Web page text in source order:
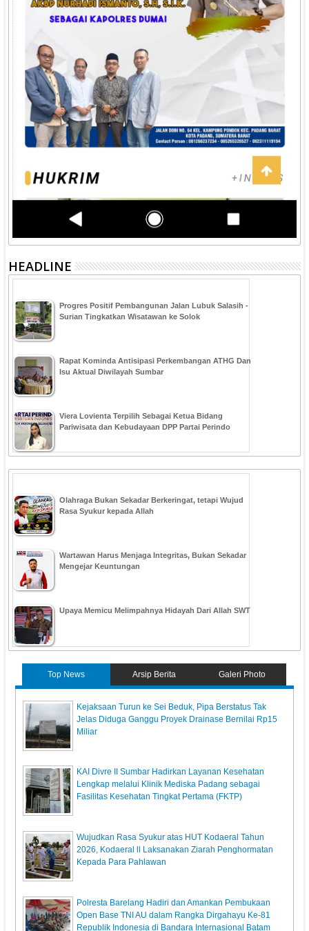
HEADLINE
Progres Positif Pembangunan Jalan Lubuk Salasih -
Surian Tingkatkan Wisatawan ke Solok
Rapat Kominda Antisipasi Perkembangan ATHG Dan
Isu Aktual Diwilayah Sumbar
Viera Lovienta Terpilih Sebagai Ketua Bidang
Pariwisata dan Kebudayaan DPP Partai Perindo
Olahraga Bukan Sekadar Berkeringat, tetapi Wujud
Rasa Syukur kepada Allah
Wartawan Harus Menjaga Integritas, Bukan Sekadar
Mengejar Keuntungan
Upaya Memicu Melimpahnya Hidayah Dari Allah SWT
Top News Arsip Berita Galeri Photo
Kejaksaan Turun ke Sei Beduk, Pipa Berstatus Tak
Jelas Diduga Ganggu Proyek Drainase Bernilai Rp15
Miliar
KAI Divre II Sumbar Hadirkan Layanan Kesehatan
Lengkap melalui Klinik Mediska Padang sebagai
Fasilitas Kesehatan Tingkat Pertama (FKTP)
Wujudkan Rasa Syukur atas HUT Kodaeral Tahun
2026, Kodaeral ll Laksanakan Ziarah Penghormatan
Kepada Para Pahlawan
Polresta Barelang Hadiri dan Amankan Pembukaan
Open Base TNI AU dalam Rangka Dirgahayu Ke-81
Republik Indonesia di Bandara Internasional Batam